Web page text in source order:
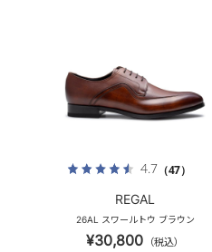
4.7（47）
REGAL
26AL スワールトウ ブラウン
¥30,800 （税込）